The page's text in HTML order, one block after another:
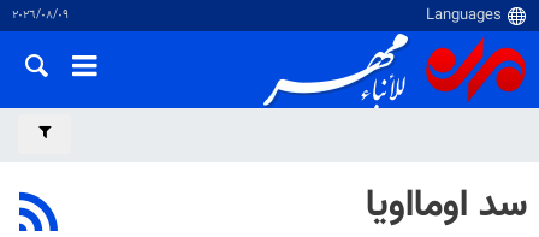
٠٩‏/٠٨‏/٢٠٢٦
سد اومااويا